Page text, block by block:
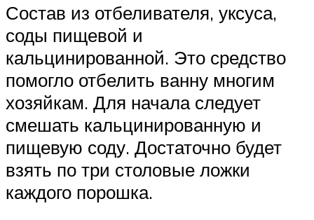
Состав из отбеливателя, уксуса,
соды пищевой и
кальцинированной. Это средство
помогло отбелить ванну многим
хозяйкам. Для начала следует
смешать кальцинированную и
пищевую соду. Достаточно будет
взять по три столовые ложки
каждого порошка.